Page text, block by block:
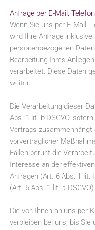
Anfrage per E-Mail,
Wenn Sie uns per E-Mail,
wird Ihre Anfrage
personenbezogenen
Bearbeitung Ihres
verarbeitet. Diese Daten
weiter.
Die Verarbeitung dieser
Abs. 1 lit. b DSGVO,
Vertrags zusammenhängt
vorvertraglicher
Fällen beruht die
Interesse an der
Anfragen (Art. 6 Abs. 1 lit.
(Art. 6 Abs. 1 lit. a
Die von Ihnen an uns per
verbleiben bei uns, bis Sie